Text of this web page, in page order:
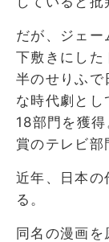
だが、ジェ
下敷きにし
半のせりふで
な時代劇と
18部門を獲
賞のテレビ部
近年、日本の
る。
同名の漫画